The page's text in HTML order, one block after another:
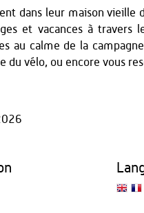
dans leur maison
et vacances à travers
au calme de la
du vélo, ou encore vous